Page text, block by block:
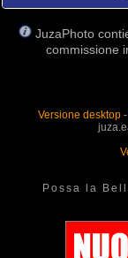
JuzaPhoto
commissione
Versione desktop-
Possa la